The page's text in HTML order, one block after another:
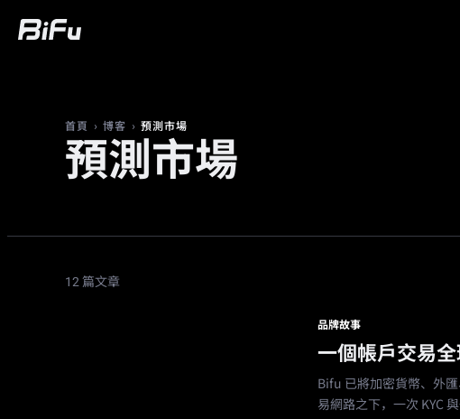
首頁 › 博客 › 預測市場
預測市場
12 篇文章
品牌故事
一個帳戶交易
Bifu 已將加密貨幣、外
易網路之下，一次 KYC